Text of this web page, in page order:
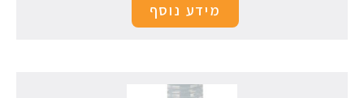
מידע נוסף